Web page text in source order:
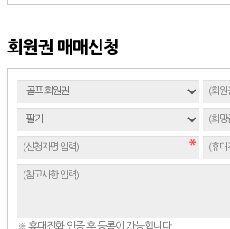
회원권 매매신청
※ 휴대전화 인증 후 등록이 가능합니다.